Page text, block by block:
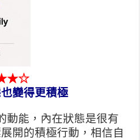
變得更積極
動能，內在狀態是很有
開的積極行動，相信自